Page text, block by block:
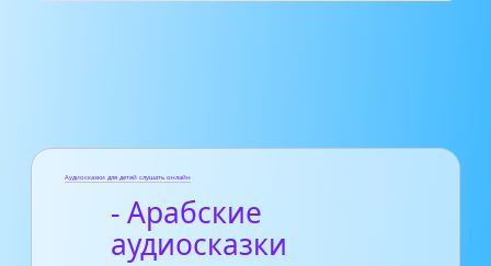
Аудиосказки для детей слушать онлайн
- Арабские
аудиосказки